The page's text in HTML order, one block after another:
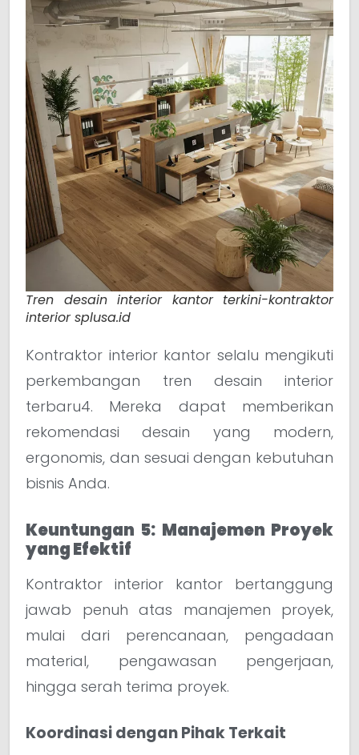
Tren desain interior kantor terkini-kontraktor
interior splusa.id
Kontraktor interior kantor selalu mengikuti
perkembangan tren desain interior
terbaru4. Mereka dapat memberikan
rekomendasi desain yang modern,
ergonomis, dan sesuai dengan kebutuhan
bisnis Anda.
Keuntungan 5: Manajemen Proyek
yang Efektif
Kontraktor interior kantor bertanggung
jawab penuh atas manajemen proyek,
mulai dari perencanaan, pengadaan
material, pengawasan pengerjaan,
hingga serah terima proyek.
Koordinasi dengan Pihak Terkait